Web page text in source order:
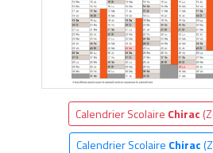
Calendrier Scolaire Chirac
Calendrier Scolaire Chirac